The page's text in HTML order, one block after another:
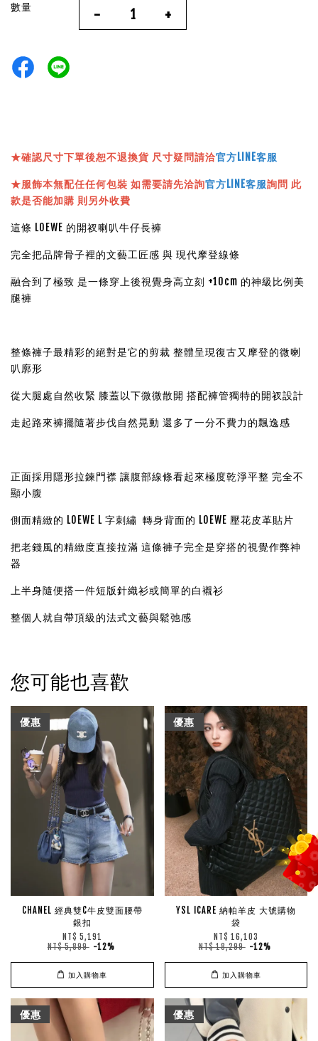
數量 - +
★確認尺寸下單後恕不退換貨 尺寸疑問請洽官方LINE客服
★服飾本無配任任何包裝 如需要請先洽詢官方LINE客服詢問 此
款是否能加購 則另外收費
這條 LOEWE 的開衩喇叭牛仔長褲
完全把品牌骨子裡的文藝工匠感 與 現代摩登線條
融合到了極致 是一條穿上後視覺身高立刻 +10cm 的神級比例美
腿褲
整條褲子最精彩的絕對是它的剪裁 整體呈現復古又摩登的微喇
叭廓形
從大腿處自然收緊 膝蓋以下微微散開 搭配褲管獨特的開衩設計
走起路來褲擺隨著步伐自然晃動 還多了一分不費力的飄逸感
正面採用隱形拉鍊門襟 讓腹部線條看起來極度乾淨平整 完全不
顯小腹
側面精緻的 LOEWE L 字刺繡 轉身背面的 LOEWE 壓花皮革貼片
把老錢風的精緻度直接拉滿 這條褲子完全是穿搭的視覺作弊神
器
上半身隨便搭一件短版針織衫或簡單的白襯衫
整個人就自帶頂級的法式文藝與鬆弛感
您可能也喜歡
優惠
CHANEL 經典雙C牛皮雙面腰帶
銀扣
NT$ 5,191
NT$ 5,899 -12%
加入購物車
優惠
YSL ICARE 納帕羊皮 大號購物
袋
NT$ 16,103
NT$ 18,299 -12%
加入購物車
優惠 優惠